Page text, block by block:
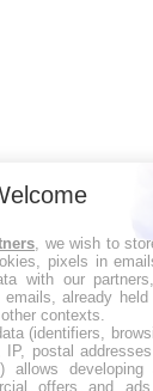
, we wish to
pixels in
with our
already
contexts.
(identifiers,
IP, postal
allows
offers and